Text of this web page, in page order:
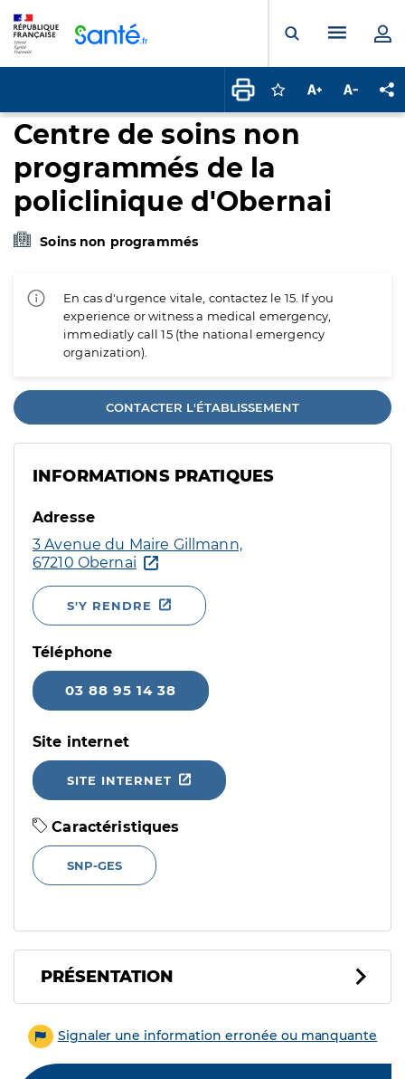
Ouvrir laMenu
Connectez-vous
Augmenter la
Centre de soins non
programmés de la
policlinique d'Obernai
Soins non programmés
En cas d'urgence vitale, contactez le 15. If you
experience or witness a medical emergency,
immediatly call 15 (the national emergency
organization).
CONTACTER L'ÉTABLISSEMENT
INFORMATIONS PRATIQUES
Adresse
3 Avenue du Maire Gillmann,
67210 Obernai
S'Y RENDRE
Téléphone
03 88 95 14 38
Site internet
SITE INTERNET
Caractéristiques
SNP-GES
PRÉSENTATION
Signaler une information erronée ou manquante